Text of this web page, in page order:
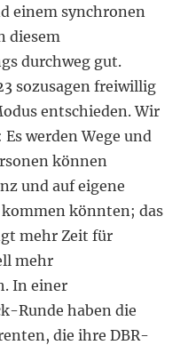
einem synchronen
diesem
durchweg gut.
sozusagen freiwillig
entschieden. Wir
werden Wege und
können
und auf eigene
könnten; das
mehr Zeit für
mehr
In einer
Runde haben die
die ihre DBR-